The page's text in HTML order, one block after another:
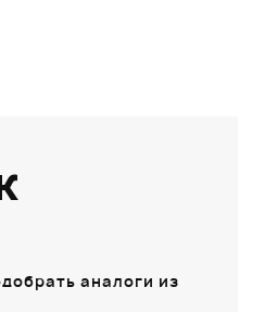
аналоги из